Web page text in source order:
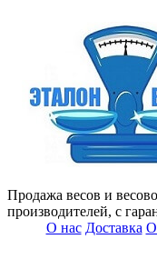
Продажа весов и
производителей, с
О нас Доставка